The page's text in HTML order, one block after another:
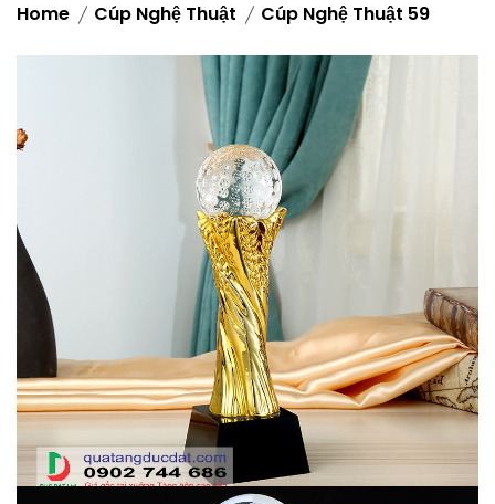
Home Cúp Nghệ Thuật Cúp Nghệ Thuật 59